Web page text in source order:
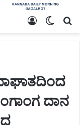
Switch
Log
ದಾನ